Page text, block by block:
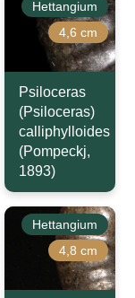
Hettangium
4,6 cm
Psiloceras
(Psiloceras)
calliphylloides
(Pompeckj,
1893)
Hettangium
4,8 cm